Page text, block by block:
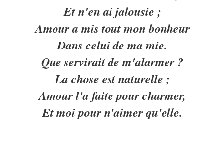
Et n'en ai jalousie ;
Amour a mis tout mon bonheur
Dans celui de ma mie.
Que servirait de m'alarmer ?
La chose est naturelle ;
Amour l'a faite pour charmer,
Et moi pour n'aimer qu'elle.